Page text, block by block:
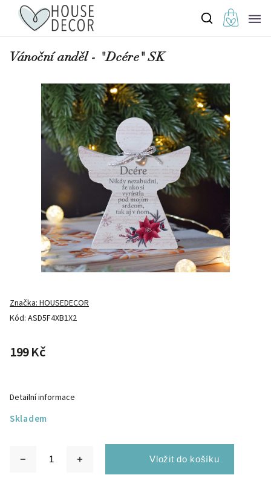
Vánoční anděl - "Dcére" SK
Kód: ASD5F4XB1X2
Značka:HOUSEDECOR
199 Kč
Skladem
Detailní informace